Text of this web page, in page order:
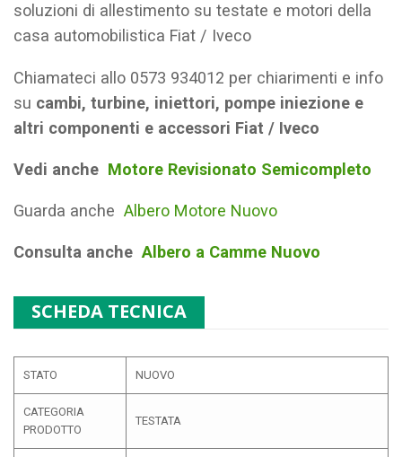
soluzioni di allestimento su testate e motori della
casa automobilistica Fiat / Iveco
Chiamateci allo 0573 934012 per chiarimenti e info
su cambi, turbine, iniettori, pompe iniezione e
altri componenti e accessori Fiat / Iveco
Vedi anche Motore Revisionato Semicompleto
Guarda anche Albero Motore Nuovo
Consulta anche Albero a Camme Nuovo
SCHEDA TECNICA
STATO NUOVO
CATEGORIA
PRODOTTO
TESTATA